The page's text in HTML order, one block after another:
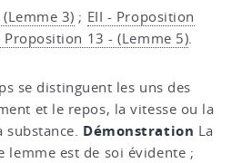
3) ; EII - Proposition
Proposition 13 - (Lemme 5).
se distinguent les uns des
et le repos, la vitesse ou la
Démonstration La
lemme est de soi évidente ;